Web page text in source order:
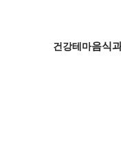
건강테마음식